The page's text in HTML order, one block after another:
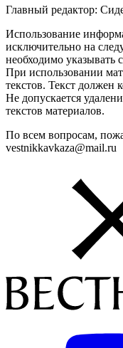
Главный редактор:
Использование
исключительно на
необходимо указывать
При использовании
текстов. Текст должен
Не допускается
текстов материалов.
По всем вопросам,
vestnikkavkaza@mail.ru